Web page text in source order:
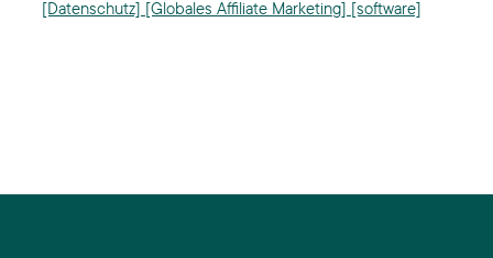
[Datenschutz] [Globales Affiliate Marketing] [software]